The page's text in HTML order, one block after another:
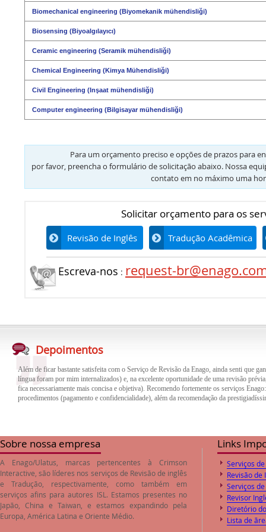
Biomechanical engineering (Biyomekanik mühendisliği)
Biosensing (Biyoalgılayıcı)
Ceramic engineering (Seramik mühendisliği)
Chemical Engineering (Kimya Mühendisliği)
Civil Engineering (Inşaat mühendisliği)
Computer engineering (Bilgisayar mühendisliği)
Para um orçamento preciso e opções de prazos para
por favor, preencha o formulário de solicitação abaixo. Nossa
contato em no máximo uma
Solicitar orçamento para os
Revisão de Inglês Tradução Acadêmica
Escreva-nos : request-
Depoimentos
língua foram por mim internalizados) e, na excelente oportunidade de uma revisão
fica necessariamente mais concisa e objetiva). Recomendo fortemente os serviços
Sobre nossa empresa
A Enago/Ulatus, marcas pertencentes à Crimson
Interactive, são líderes nos serviços de Revisão de inglês
e Tradução, respectivamente, como também em
serviços afins para autores ISL. Estamos presentes no
Japão, China e Taiwan, e estamos expandindo pela
Europa, América Latina e Oriente Médio.
Links
Serviços
Revisão de
Serviços
Revisor
Diretório
Lista de